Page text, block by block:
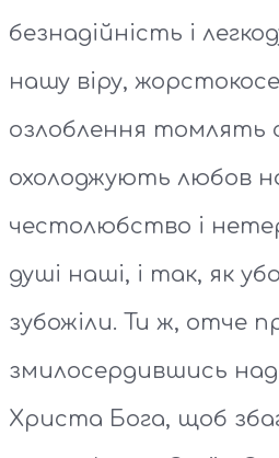
безнадійність і
нашу віру,
озлоблення томлять
охолоджують любов
честолюбство і
душі наші, і так, як
зубожіли. Ти ж, отче
змилосердившись
Христа Бога, щоб